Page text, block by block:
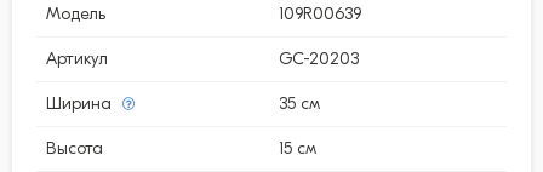
Модель 109R00639
Артикул GC-20203
Ширина 35 см
Высота 15 см